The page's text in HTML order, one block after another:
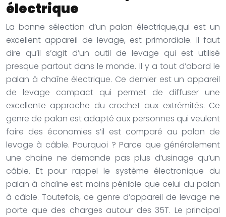
électrique
La bonne sélection d’un palan électrique,qui est un
excellent appareil de levage, est primordiale. Il faut
dire qu’il s’agit d’un outil de levage qui est utilisé
presque partout dans le monde. Il y a tout d’abord le
palan à chaîne électrique. Ce dernier est un appareil
de levage compact qui permet de diffuser une
excellente approche du crochet aux extrémités. Ce
genre de palan est adapté aux personnes qui veulent
faire des économies s’il est comparé au palan de
levage à câble. Pourquoi ? Parce que généralement
une chaine ne demande pas plus d’usinage qu’un
câble. Et pour rappel le système électronique du
palan à chaîne est moins pénible que celui du palan
à câble. Toutefois, ce genre d’appareil de levage ne
porte que des charges autour des 35T. Le principal